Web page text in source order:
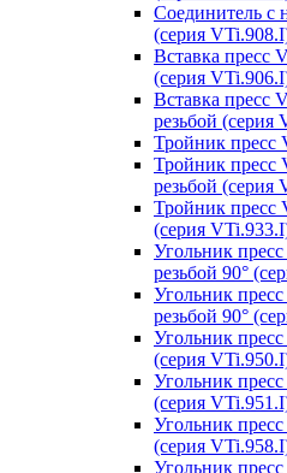
Соединитель с
(серия
Вставка пресс
(серия
Вставка пресс
резьбой (серия
Тройник пресс
Тройник пресс
резьбой (серия
Тройник пресс
(серия
Угольник
резьбой 90°
Угольник
резьбой 90°
Угольник пресс
(серия
Угольник пресс
(серия
Угольник пресс
(серия
Угольник пресс